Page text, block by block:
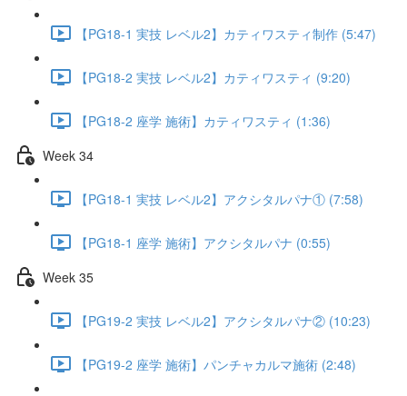
【PG18-1 実技 レベル2】カティワスティ制作 (5:47)
【PG18-2 実技 レベル2】カティワスティ (9:20)
【PG18-2 座学 施術】カティワスティ (1:36)
Week 34
【PG18-1 実技 レベル2】アクシタルパナ① (7:58)
【PG18-1 座学 施術】アクシタルパナ (0:55)
Week 35
【PG19-2 実技 レベル2】アクシタルパナ② (10:23)
【PG19-2 座学 施術】パンチャカルマ施術 (2:48)